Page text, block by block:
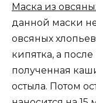
Маска из
данной маски
овсяных
кипятка, а
полученная
остыла. Потом